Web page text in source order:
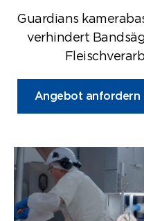
Guardians
verhindert
Angebot anfordern